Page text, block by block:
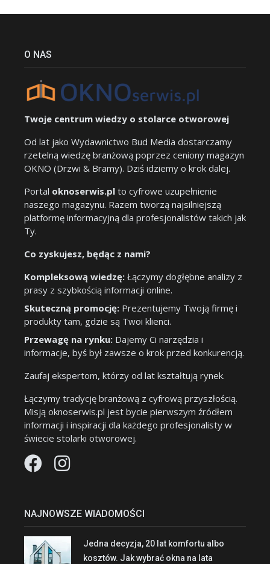
O NAS
Twoje centrum wiedzy o stolarce otworowej
Od lat jako Wydawnictwo Bud Media dostarczamy
rzetelną wiedzę branżową poprzez ceniony magazyn
OKNO (Drzwi & Bramy). Dziś idziemy o krok dalej.
Portal oknoserwis.pl to cyfrowe uzupełnienie
naszego magazynu. Razem tworzą najsilniejszą
platformę informacyjną dla profesjonalistów takich jak
Ty.
Co zyskujesz, będąc z nami?
Kompleksową wiedzę: Łączymy dogłębne analizy z
prasy z szybkością informacji online.
Skuteczną promocję: Prezentujemy Twoją firmę i
produkty tam, gdzie są Twoi klienci.
Przewagę na rynku: Dajemy Ci narzędzia i
informacje, byś był zawsze o krok przed konkurencją.
Zaufaj ekspertom, którzy od lat kształtują rynek.
Łączymy tradycję branżową z cyfrową przyszłością.
Misją oknoserwis.pl jest bycie pierwszym źródłem
informacji i inspiracji dla każdego profesjonalisty w
świecie stolarki otworowej.
NAJNOWSZE WIADOMOŚCI
Jedna decyzja, 20 lat komfortu albo
kosztów. Jak wybrać okna na lata